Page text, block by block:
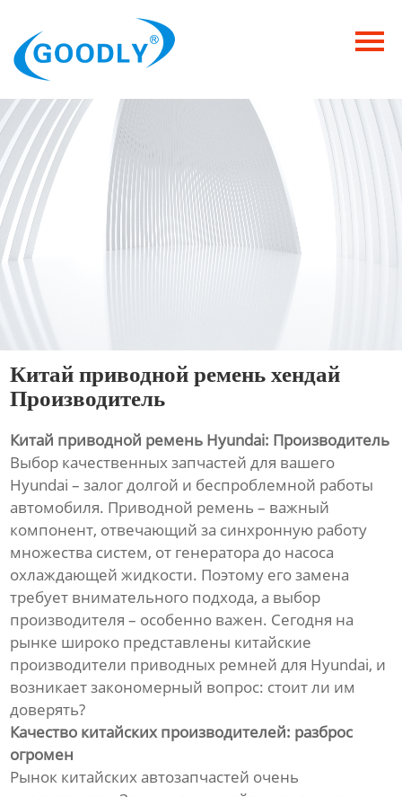
Продукция
ОТРАСЛИ
Категория
Новости
Контакты
Китай приводной ремень хендай
Производитель
Китай приводной ремень Hyundai: Производитель
Выбор качественных запчастей для вашего
Hyundai – залог долгой и беспроблемной работы
автомобиля. Приводной ремень – важный
компонент, отвечающий за синхронную работу
множества систем, от генератора до насоса
охлаждающей жидкости. Поэтому его замена
требует внимательного подхода, а выбор
производителя – особенно важен. Сегодня на
рынке широко представлены китайские
производители приводных ремней для Hyundai, и
возникает закономерный вопрос: стоит ли им
доверять?
Качество китайских производителей: разброс
огромен
Рынок китайских автозапчастей очень